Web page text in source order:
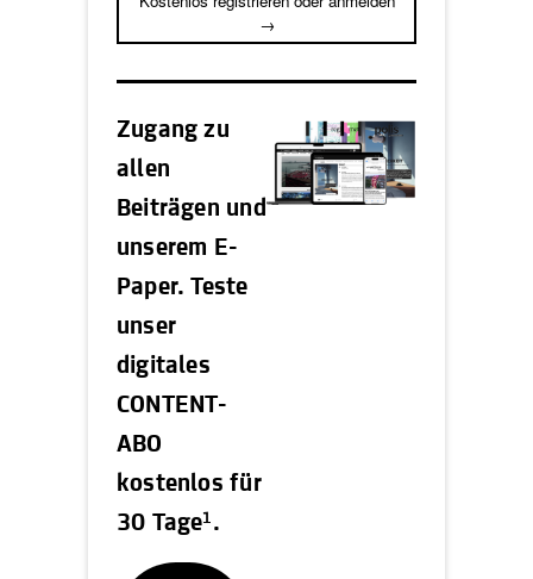
→
Zugang zu
allen
Beiträgen und
unserem E-
Paper. Teste
unser
digitales
CONTENT-
ABO
kostenlos für
30 Tage1 .